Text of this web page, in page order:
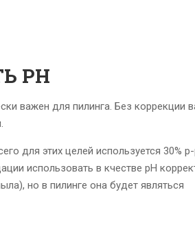
РН
важен для пилинга. Без коррекции
для этих целей используется 30%
использовать в кчестве рН
но в пилинге она будет являться